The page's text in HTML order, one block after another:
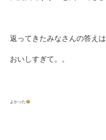
返ってきたみなさんの答えは
おいしすぎて。。
よかった